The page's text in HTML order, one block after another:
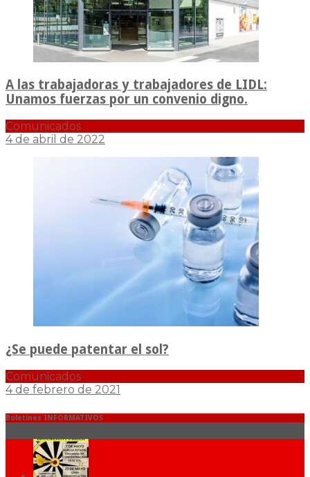
A las trabajadoras y trabajadores de LIDL:
Unamos fuerzas por un convenio digno.
Comunicados
4 de abril de 2022
¿Se puede patentar el sol?
Comunicados
4 de febrero de 2021
Boletines INFORMATIVOS